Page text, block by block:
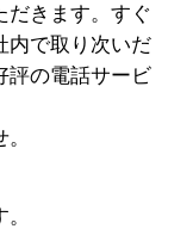
だきます。すぐ
内で取り次いだ
評の電話サービ